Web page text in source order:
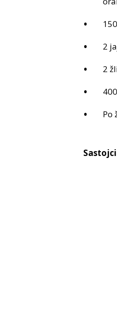
2
2
Po